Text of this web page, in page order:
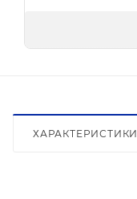
ХАРАКТЕРИСТИКИ